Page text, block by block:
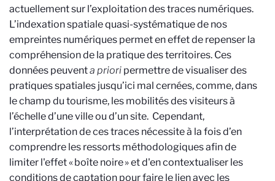
actuellement sur l’exploitation des traces numériques.
L’indexation spatiale quasi-systématique de nos
empreintes numériques permet en effet de repenser la
compréhension de la pratique des territoires. Ces
données peuventa priori permettre de visualiser des
pratiques spatiales jusqu’ici mal cernées, comme, dans
le champ du tourisme, les mobilités des visiteurs à
l’échelle d’une ville ou d’un site. Cependant,
l’interprétation de ces traces nécessite à la fois d’en
comprendre les ressorts méthodologiques afin de
limiter l'effet «boîte noire» et d'en contextualiser les
conditions de captation pour faire le lien avec les